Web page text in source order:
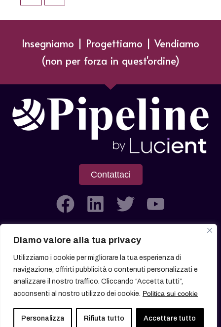
Diamo valore alla tua privacy
Utilizziamo i cookie per migliorare la tua esperienza di
navigazione, offrirti pubblicità o contenuti personalizzati e
analizzare il nostro traffico. Cliccando “Accetta tutti”,
acconsenti al nostro utilizzo dei cookie. Politica sui cookie
Personalizza Rifiuta tutto Accettare tutto
Insegniamo | Progettiamo | Vendiamo
(non per forza in quest'ordine)
Contattaci
Società soggetta all’attività di Direzione e Coordinamento di
Lucient Group Srl
© 2026 All rights reserved